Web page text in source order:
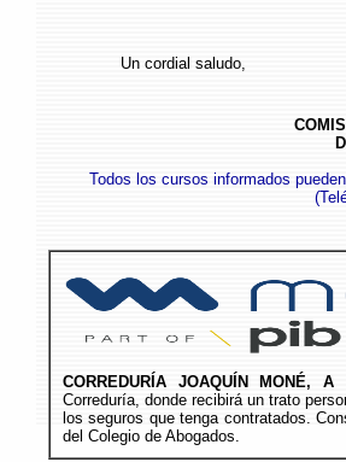
Un cordial saludo,
Todos los cursos informados
(
CORREDURÍA JOAQUÍN MONÉ, A
Correduría, donde recibirá un trato
los seguros que tenga contratados.
del Colegio de Abogados.